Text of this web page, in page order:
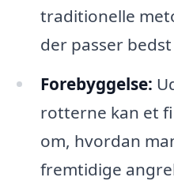
traditionelle
der passer
Forebyggelse:
rotterne kan et
om, hvordan
fremtidige